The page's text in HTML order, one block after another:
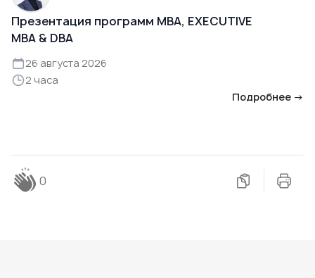
Презентация программ MBA, EXECUTIVE
MBA & DBA
26 августа 2026
2 часа
Подробнее →
0